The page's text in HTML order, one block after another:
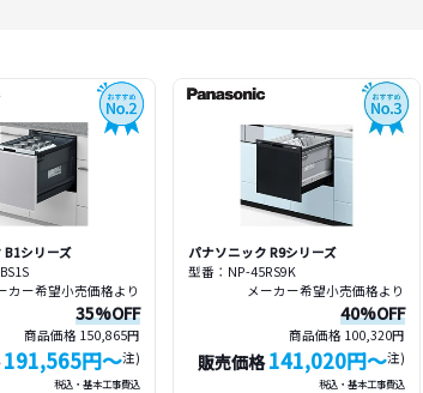
B1シリーズ
カー希望小売価格より
35%OFF
商品価格 150,865円
191,565円〜注)
税込・基本工事費込
パナソニック R9シリーズ
型番：NP-45RS9K
メーカー希望小売価格より
40%OFF
商品価格 100,320円
販売価格141,020円〜注)
税込・基本工事費込